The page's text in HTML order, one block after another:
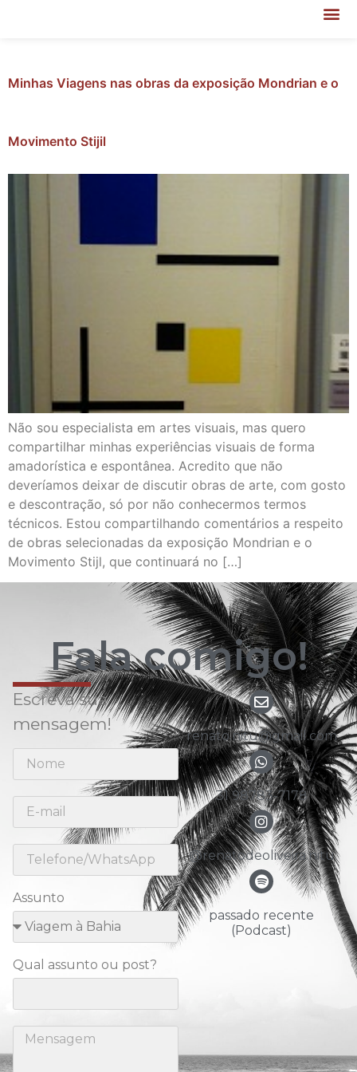
Minhas Viagens nas obras da exposição Mondrian e o
Movimento Stijil
Não sou especialista em artes visuais, mas quero
compartilhar minhas experiências visuais de forma
amadorística e espontânea. Acredito que não
deveríamos deixar de discutir obras de arte, com gosto
e descontração, só por não conhecermos termos
técnicos. Estou compartilhando comentários a respeito
de obras selecionadas da exposição Mondrian e o
Movimento Stijl, que continuará no […]
Fala comigo!
Escreva sua
mensagem!
Assunto
Qual assunto ou post?
renato.nitu@gmail.com
31 98783-7178
@renatodeoliveira.nitu
passado recente
(Podcast)